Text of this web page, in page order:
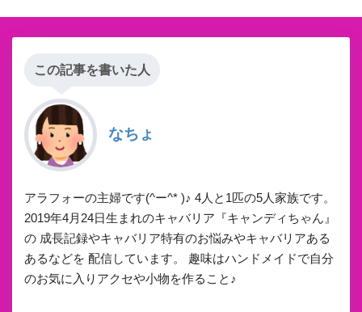
この記事を書いた人
なちょ
アラフォーの主婦です(^ー^* )♪ 4人と1匹の5人家族です。
2019年4月24日生まれのキャバリア『キャンディちゃん』
の 成長記録やキャバリア特有のお悩みやキャバリアある
あるなどを 配信しています。 趣味はハンドメイドで自分
のお気に入りアクセや小物を作ること♪